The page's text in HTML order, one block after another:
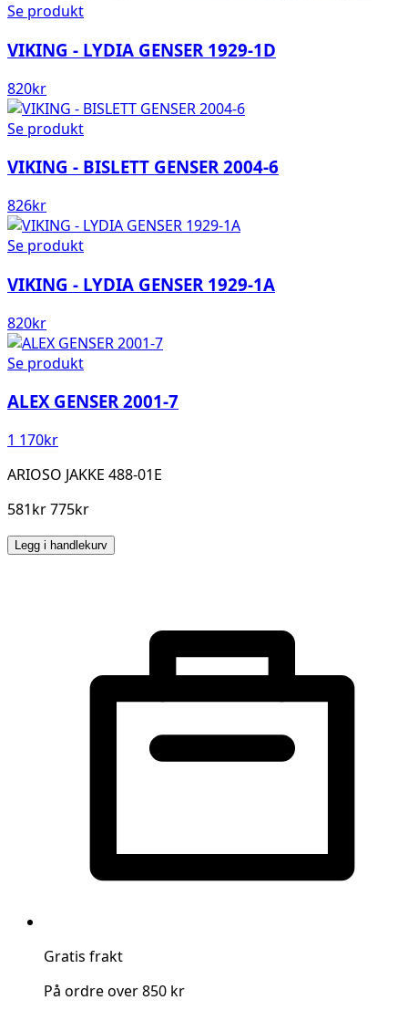
Se produkt
VIKING - LYDIA GENSER 1929-1D
820kr
Se produkt
VIKING - BISLETT GENSER 2004-6
826kr
Se produkt
VIKING - LYDIA GENSER 1929-1A
820kr
Se produkt
ALEX GENSER 2001-7
1 170kr
ARIOSO JAKKE 488-01E
581kr 775kr
Legg i handlekurv
Gratis frakt
På ordre over 850 kr